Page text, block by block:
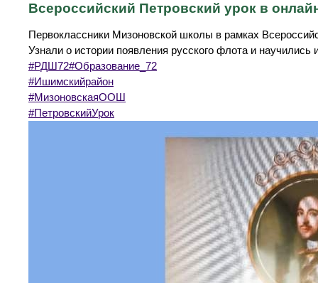
Всероссийский Петровский урок в
Первоклассники Мизоновской школы в рамках
Узнали о истории появления русского флота и научились
#РДШ72#Образование_72
#Ишимскийрайон
#МизоновскаяООШ
#ПетровскийУрок